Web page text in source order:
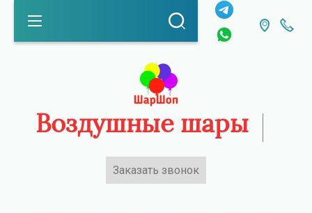
Воздушные шары
Заказать звонок